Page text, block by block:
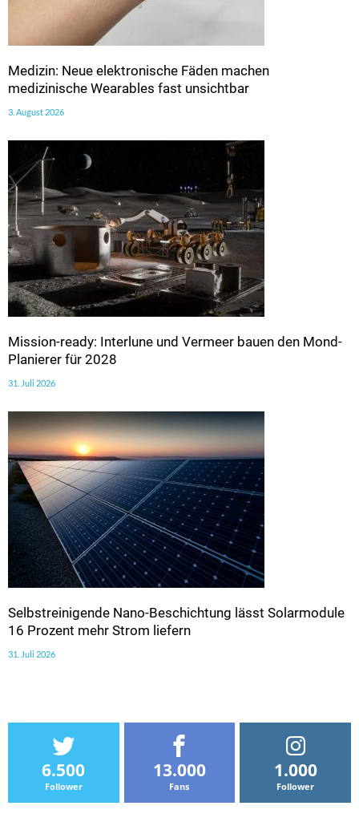
Medizin: Neue elektronische Fäden machen
medizinische Wearables fast unsichtbar
3. August 2026
Mission-ready: Interlune und Vermeer bauen den Mond-
Planierer für 2028
31. Juli 2026
Selbstreinigende Nano-Beschichtung lässt Solarmodule
16 Prozent mehr Strom liefern
31. Juli 2026
6.500
Follower
13.000
Fans
1.000
Follower